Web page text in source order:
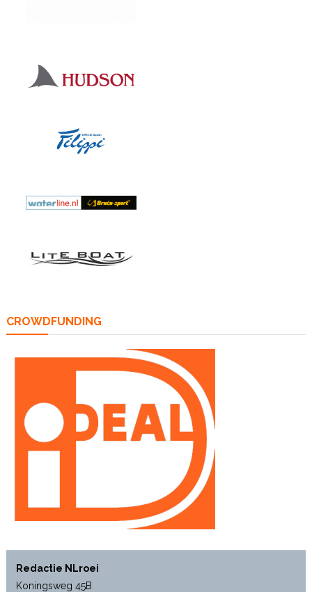
CROWDFUNDING
Redactie NLroei
Koningsweg 45B